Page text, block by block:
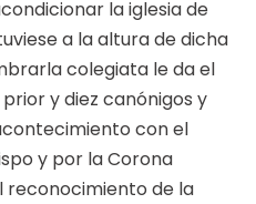
la iglesia de
a la altura de dicha
colegiata le da el
y diez canónigos y
con el
y por la Corona
reconocimiento de la